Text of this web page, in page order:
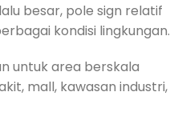
besar, pole sign relatif
kondisi lingkungan.
untuk area berskala
mall, kawasan industri,